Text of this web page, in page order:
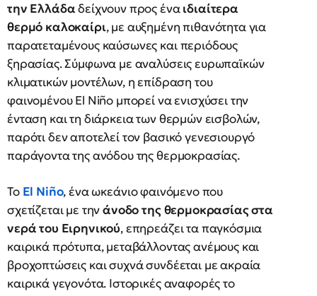
την Ελλάδαδείχνουν προς έναιδιαίτερα
θερμό καλοκαίρι, με αυξημένη πιθανότητα για
παρατεταμένους καύσωνες και περιόδους
ξηρασίας. Σύμφωνα με αναλύσεις ευρωπαϊκών
κλιματικών μοντέλων, η επίδραση του
φαινομένου El Niño μπορεί να ενισχύσει την
ένταση και τη διάρκεια των θερμών εισβολών,
παρότι δεν αποτελεί τον βασικό γενεσιουργό
παράγοντα της ανόδου της θερμοκρασίας.
ΤοEl Niño, ένα ωκεάνιο φαινόμενο που
σχετίζεται με τηνάνοδο της θερμοκρασίας στα
νερά του Ειρηνικού, επηρεάζει τα παγκόσμια
καιρικά πρότυπα, μεταβάλλοντας ανέμους και
βροχοπτώσεις και συχνά συνδέεται με ακραία
καιρικά γεγονότα. Ιστορικές αναφορές το